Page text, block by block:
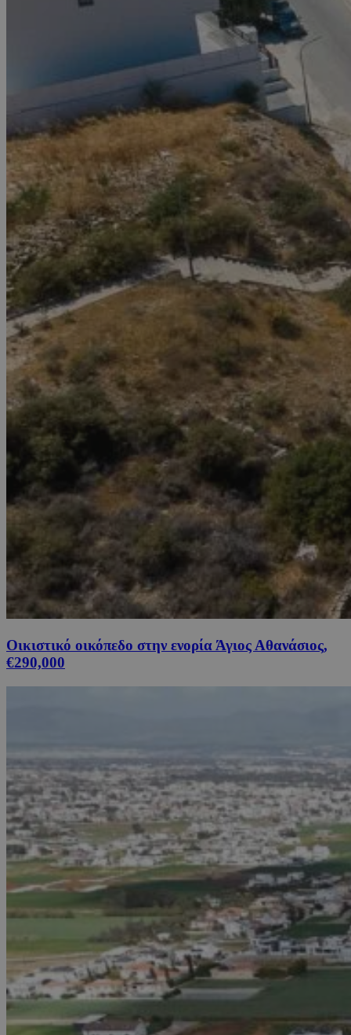
Οικιστικό οικόπεδο στην ενορία Άγιος Αθανάσιος,
€290,000